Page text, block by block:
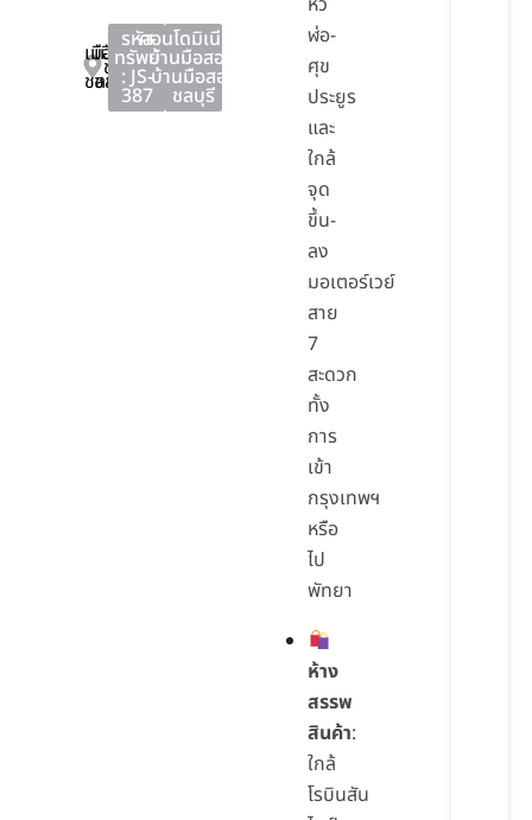
เมือง
ชลบุรี
เมือง
ชลบุรี
ชลบุรี
รหัส
ทรัพย์
: JS-
387
คอนโดมิเนียม
บ้านมือสอง
บ้านมือสอง
ชลบุรี
ฬ่อ-
ศุข
ประยูร
และ
ใกล้
จุด
ขึ้น-
ลง
มอเตอร์เวย์
สาย
7
สะดวก
ทั้ง
การ
เข้า
กรุงเทพฯ
หรือ
ไป
พัทยา
ห้าง
สรรพ
สินค้า:
ใกล้
โรบินสัน